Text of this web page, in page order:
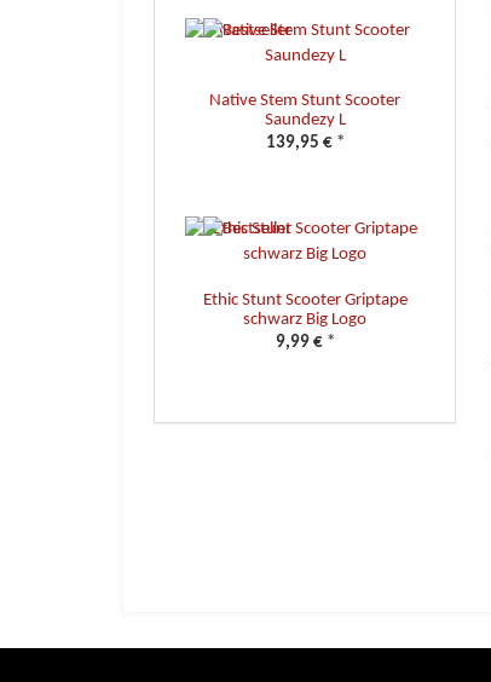
Native Stem Stunt Scooter
Saundezy L
139,95 € *
Ethic Stunt Scooter Griptape
schwarz Big Logo
9,99 € *